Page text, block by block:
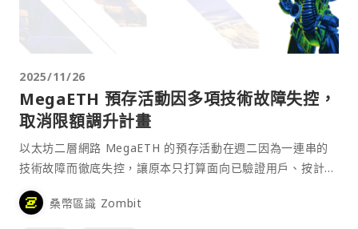
2025/11/26
MegaETH 預存活動因多項技術故障失控，
取消限額調升計畫
以太坊二層網路 MegaETH 的預存活動在週二因為一連串的
技術故障而徹底失控，讓原本只打算面向已驗證用戶、按計畫
有序開放的流程全被打亂，並迫使團隊放棄擴大存款上限的計
畫。⋯桑幣區識 Zombit